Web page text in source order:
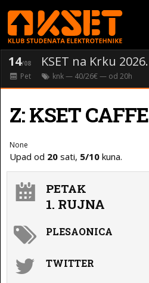
14/08 KSET na Krku 2026.
Pet knk— 40/26€ — od 20h
Z: KSET CAFFE
None
Upad od 20 sati, 5/10 kuna.
PETAK
1. RUJNA
PLESAONICA
TWITTER